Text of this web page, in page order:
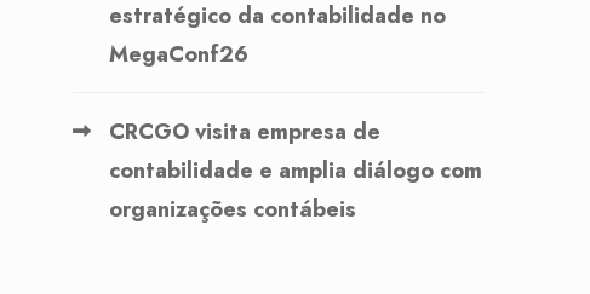
estratégico da contabilidade no
MegaConf26
CRCGO visita empresa de
contabilidade e amplia diálogo com
organizações contábeis